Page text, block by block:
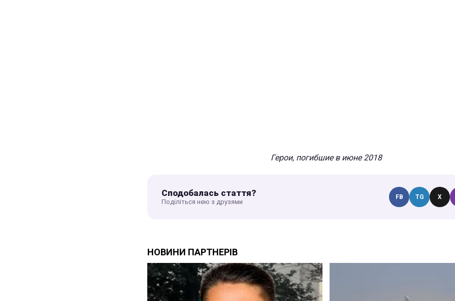
Герои, погибшие в июне 2018
Сподобалась стаття?
Поділіться нею з друзями
FB TG X